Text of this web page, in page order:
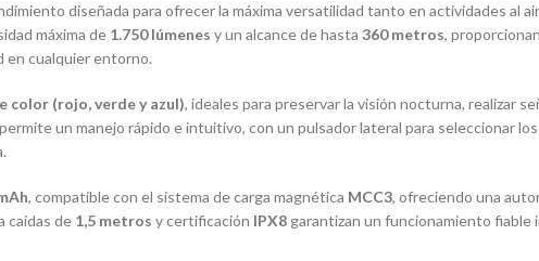
diseñada para ofrecer la máxima versatilidad tanto en actividades al
máxima de 1.750 lúmenes y un alcance de hasta 360 metros,
en cualquier entorno.
color (rojo, verde y azul), ideales para preservar la visión nocturna, realizar
un manejo rápido e intuitivo, con un pulsador lateral para seleccionar
, compatible con el sistema de carga magnética MCC3, ofreciendo una
caídas de 1,5 metros y certificación IPX8 garantizan un funcionamiento fiable